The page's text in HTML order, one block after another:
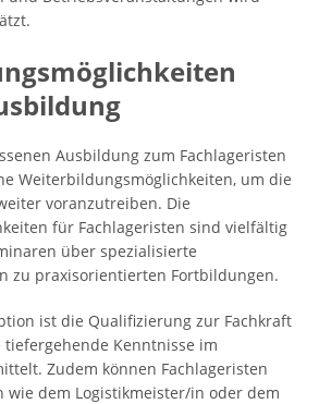
Ausbildung zum Fachlageristen
Weiterbildungsmöglichkeiten, um die
voranzutreiben. Die
für Fachlageristen sind vielfältig
über spezialisierte
zu praxisorientierten Fortbildungen.
ist die Qualifizierung zur Fachkraft
Kenntnisse im
Zudem können Fachlageristen
dem Logistikmeister/in oder dem